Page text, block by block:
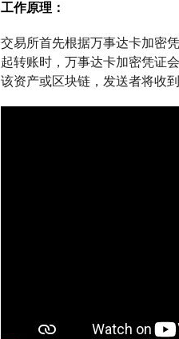
工作原理：
交易所首先根据万事达卡加密
起转账时，万事达卡加密凭证
该资产或区块链，发送者将收